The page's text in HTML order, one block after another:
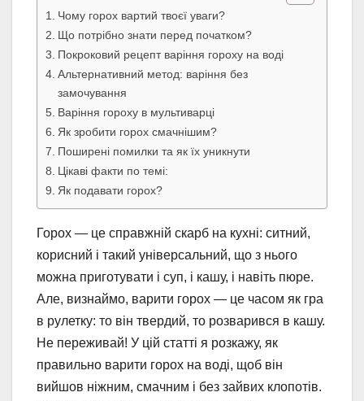
Чому горох вартий твоєї уваги?
Що потрібно знати перед початком?
Покроковий рецепт варіння гороху на воді
Альтернативний метод: варіння без
замочування
Варіння гороху в мультиварці
Як зробити горох смачнішим?
Поширені помилки та як їх уникнути
Цікаві факти по темі:
Як подавати горох?
Горох — це справжній скарб на кухні: ситний,
корисний і такий універсальний, що з нього
можна приготувати і суп, і кашу, і навіть пюре.
Але, визнаймо, варити горох — це часом як гра
в рулетку: то він твердий, то розварився в кашу.
Не переживай! У цій статті я розкажу, як
правильно варити горох на воді, щоб він
вийшов ніжним, смачним і без зайвих клопотів.